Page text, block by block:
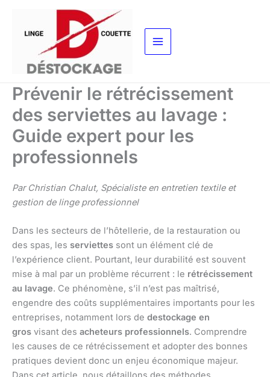
contenu
Prévenir le rétrécissement
des serviettes au lavage :
Guide expert pour les
professionnels
Par Christian Chalut, Spécialiste en entretien textile et
gestion de linge professionnel
Dans les secteurs de l’hôtellerie, de la restauration ou
des spas, les serviettes sont un élément clé de
l’expérience client. Pourtant, leur durabilité est souvent
mise à mal par un problème récurrent : le rétrécissement
au lavage. Ce phénomène, s’il n’est pas maîtrisé,
engendre des coûts supplémentaires importants pour les
entreprises, notamment lors de destockage en
gros visant des acheteurs professionnels. Comprendre
les causes de ce rétrécissement et adopter des bonnes
pratiques devient donc un enjeu économique majeur.